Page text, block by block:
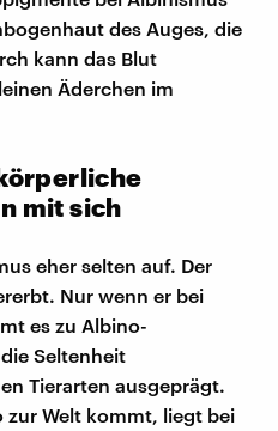
des Auges, die
kann das Blut
Äderchen im
mit sich
eher selten auf. Der
Nur wenn er bei
es zu Albino-
Seltenheit
Tierarten ausgeprägt.
zur Welt kommt, liegt bei